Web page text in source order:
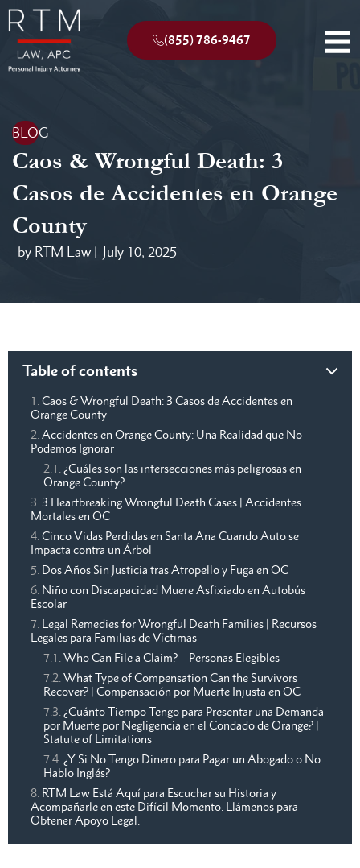
(855) 786-9467
BLOG
Caos & Wrongful Death: 3
Casos de Accidentes en Orange
County
by RTM Law | July 10, 2025
Table of contents
Caos & Wrongful Death: 3 Casos de Accidentes en
Orange County
Accidentes en Orange County: Una Realidad que No
Podemos Ignorar
¿Cuáles son las intersecciones más peligrosas en
Orange County?
3 Heartbreaking Wrongful Death Cases | Accidentes
Mortales en OC
Cinco Vidas Perdidas en Santa Ana Cuando Auto se
Impacta contra un Árbol
Dos Años Sin Justicia tras Atropello y Fuga en OC
Niño con Discapacidad Muere Asfixiado en Autobús
Escolar
Legal Remedies for Wrongful Death Families | Recursos
Legales para Familias de Víctimas
Who Can File a Claim? – Personas Elegibles
What Type of Compensation Can the Survivors
Recover? | Compensación por Muerte Injusta en OC
¿Cuánto Tiempo Tengo para Presentar una Demanda
por Muerte por Negligencia en el Condado de Orange? |
Statute of Limitations
¿Y Si No Tengo Dinero para Pagar un Abogado o No
Hablo Inglés?
RTM Law Está Aquí para Escuchar su Historia y
Acompañarle en este Difícil Momento. Llámenos para
Obtener Apoyo Legal.